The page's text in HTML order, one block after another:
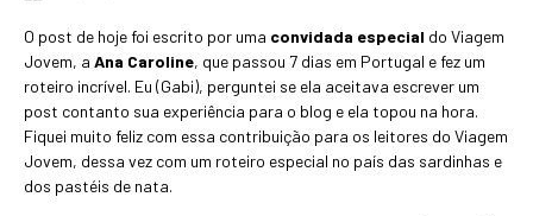
O post de hoje foi escrito por uma convidada especial do Viagem
Jovem, a Ana Caroline, que passou 7 dias em Portugal e fez um
roteiro incrível. Eu (Gabi), perguntei se ela aceitava escrever um
post contanto sua experiência para o blog e ela topou na hora.
Fiquei muito feliz com essa contribuição para os leitores do Viagem
Jovem, dessa vez com um roteiro especial no país das sardinhas e
dos pastéis de nata.